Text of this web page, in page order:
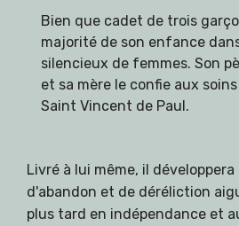
Bien que cadet de trois
majorité de son enfance
silencieux de femmes. Son
et sa mère le confie aux
Saint Vincent de Paul.
Livré à lui même, il
d'abandon et de déréliction
plus tard en indépendance et